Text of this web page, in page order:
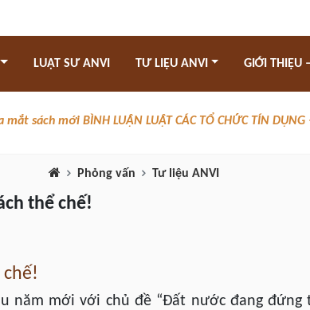
LUẬT SƯ ANVI TƯ LIỆU ANVI GIỚI THIỆU
mắt sách mới BÌNH LUẬN LUẬT CÁC TỔ CHỨC TÍN DỤNG
Phỏng vấn Tư liệu ANVI
thể chế!
chế!
năm mới với chủ đề “Đất nước đang